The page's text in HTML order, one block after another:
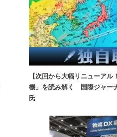
【次回から大幅リニューア
機」を読み解く 国際ジャー
氏